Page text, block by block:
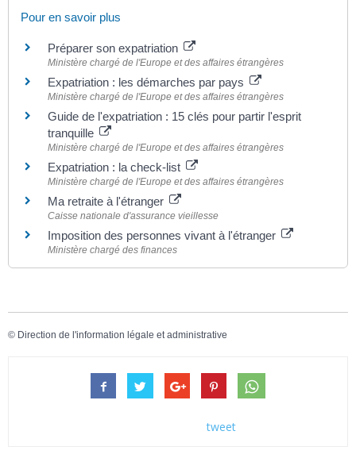
Pour en savoir plus
Préparer son expatriation
Ministère chargé de l'Europe et des affaires étrangères
Expatriation : les démarches par pays
Ministère chargé de l'Europe et des affaires étrangères
Guide de l'expatriation : 15 clés pour partir l'esprit
tranquille
Ministère chargé de l'Europe et des affaires étrangères
Expatriation : la check-list
Ministère chargé de l'Europe et des affaires étrangères
Ma retraite à l'étranger
Caisse nationale d'assurance vieillesse
Imposition des personnes vivant à l'étranger
Ministère chargé des finances
© Direction de l'information légale et administrative
tweet